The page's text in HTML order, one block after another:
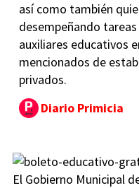
así como también
desempeñando
auxiliares educativos
mencionados de
privados.
Diario Primicia
El Gobierno Municipal